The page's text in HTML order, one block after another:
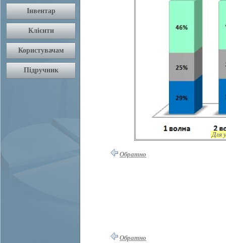
Для
Обратно
Обратно